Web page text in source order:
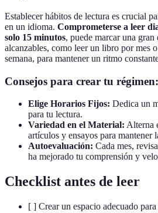
Establecer hábitos de lectura es crucial
en un idioma. Comprometerse a leer
solo 15 minutos, puede marcar una
alcanzables, como leer un libro por mes
semana, para mantener un ritmo
Consejos para crear tu régimen:
Elige Horarios Fijos: Dedica un
para tu lectura.
Variedad en el Material: Alterna
artículos y ensayos para mantener
Autoevaluación: Cada mes,
ha mejorado tu comprensión y
Checklist antes de leer
[ ] Crear un espacio adecuado